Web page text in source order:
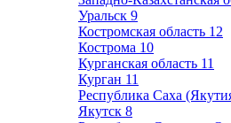
Уральск 9
Костромская область 12
Кострома 10
Курганская область 11
Курган 11
Республика Саха
Якутск 8